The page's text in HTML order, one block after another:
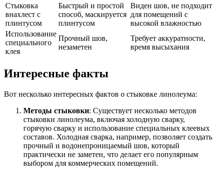
Стыковка
внахлест с
плинтусом
Быстрый и простой
способ, маскируется
плинтусом
Виден шов, не подходит
для помещений с
высокой влажностью
Использование
специального
клея
Прочный шов,
незаметен
Требует аккуратности,
время высыхания
Интересные факты
Вот несколько интересных фактов о стыковке линолеума:
Методы стыковки: Существует несколько методов
стыковки линолеума, включая холодную сварку,
горячую сварку и использование специальных клеевых
составов. Холодная сварка, например, позволяет создать
прочный и водонепроницаемый шов, который
практически не заметен, что делает его популярным
выбором для коммерческих помещений.